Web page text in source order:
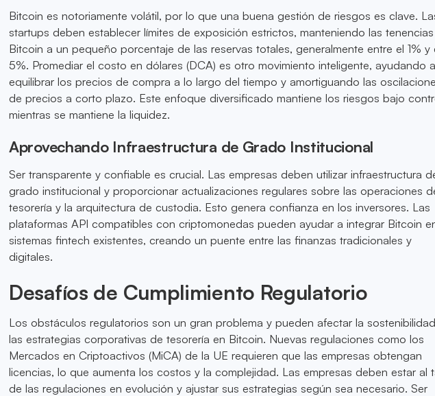
Bitcoin es notoriamente volátil, por lo que una buena gestión de riesgos es clave.
startups deben establecer límites de exposición estrictos, manteniendo las
Bitcoin a un pequeño porcentaje de las reservas totales, generalmente entre el 1% y
5%. Promediar el costo en dólares (DCA) es otro movimiento inteligente, ayudando a
equilibrar los precios de compra a lo largo del tiempo y amortiguando las
de precios a corto plazo. Este enfoque diversificado mantiene los riesgos bajo
mientras se mantiene la liquidez.
Aprovechando Infraestructura de Grado Institucional
Ser transparente y confiable es crucial. Las empresas deben utilizar infraestructura
grado institucional y proporcionar actualizaciones regulares sobre las operaciones
tesorería y la arquitectura de custodia. Esto genera confianza en los inversores. Las
plataformas API compatibles con criptomonedas pueden ayudar a integrar Bitcoin
sistemas fintech existentes, creando un puente entre las finanzas tradicionales y
digitales.
Desafíos de Cumplimiento Regulatorio
Los obstáculos regulatorios son un gran problema y pueden afectar la
las estrategias corporativas de tesorería en Bitcoin. Nuevas regulaciones como los
Mercados en Criptoactivos (MiCA) de la UE requieren que las empresas obtengan
licencias, lo que aumenta los costos y la complejidad. Las empresas deben estar al
de las regulaciones en evolución y ajustar sus estrategias según sea necesario. Ser